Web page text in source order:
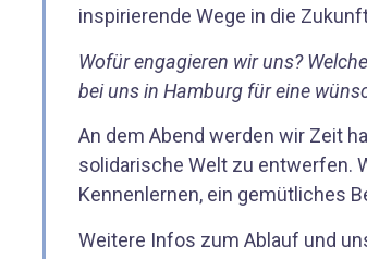
inspirierende Wege in die
Wofür engagieren wir uns?
bei uns in Hamburg für eine
An dem Abend werden wir Zeit
solidarische Welt zu entwerfen.
Kennenlernen, ein gemütliches
Weitere Infos zum Ablauf und